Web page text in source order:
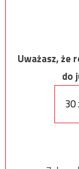
Uważasz, że
do
30